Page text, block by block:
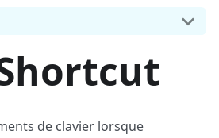
de clavier lorsque